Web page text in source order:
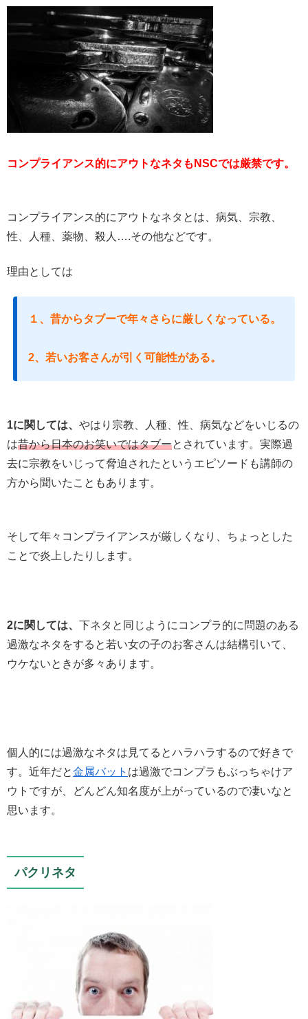
コンプライアンス的にアウトなネタもNSCでは厳禁です。
コンプライアンス的にアウトなネタとは、病気、宗教、
性、人種、薬物、殺人….その他などです。
理由としては
１、昔からタブーで年々さらに厳しくなっている。
2、若いお客さんが引く可能性がある。
1に関しては、 やはり宗教、人種、性、病気などをいじるの
は昔から日本のお笑いではタブーとされています。実際過
去に宗教をいじって脅迫されたというエピソードも講師の
方から聞いたこともあります。
そして年々コンプライアンスが厳しくなり、ちょっとした
ことで炎上したりします。
2に関しては、 下ネタと同じようにコンプラ的に問題のある
過激なネタをすると若い女の子のお客さんは結構引いて、
ウケないときが多々あります。
個人的には過激なネタは見てるとハラハラするので好きで
す。近年だと金属バット は過激でコンプラもぶっちゃけア
ウトですが、どんどん知名度が上がっているので凄いなと
思います。
パクリネタ